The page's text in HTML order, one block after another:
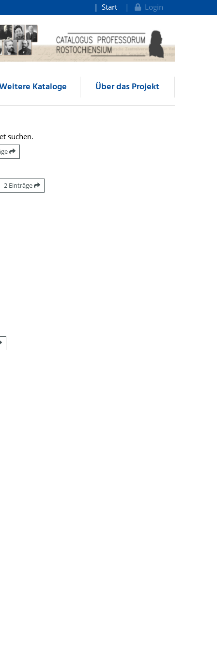
Start Login
Kataloge Über das Projekt
suchen.
2 Einträge